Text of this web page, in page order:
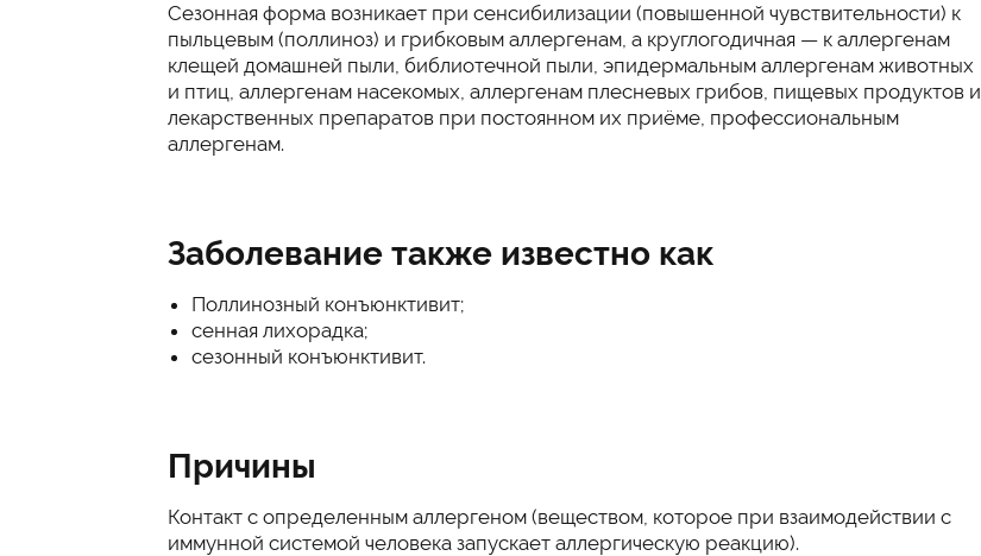
Сезонная форма возникает при сенсибилизации (повышенной чувствительности) к
пыльцевым (поллиноз) и грибковым аллергенам, а круглогодичная — к аллергенам
клещей домашней пыли, библиотечной пыли, эпидермальным аллергенам животных
и птиц, аллергенам насекомых, аллергенам плесневых грибов, пищевых продуктов и
лекарственных препаратов при постоянном их приёме, профессиональным
аллергенам.
Заболевание также известно как
Поллинозный конъюнктивит;
сенная лихорадка;
сезонный конъюнктивит.
Причины
Контакт с определенным аллергеном (веществом, которое при взаимодействии с
иммунной системой человека запускает аллергическую реакцию).